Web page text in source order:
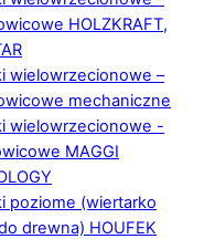
HOLZKRAFT,
wielowrzecionowe –
mechaniczne
wielowrzecionowe -
MAGGI
poziome (wiertarko
drewna) HOUFEK